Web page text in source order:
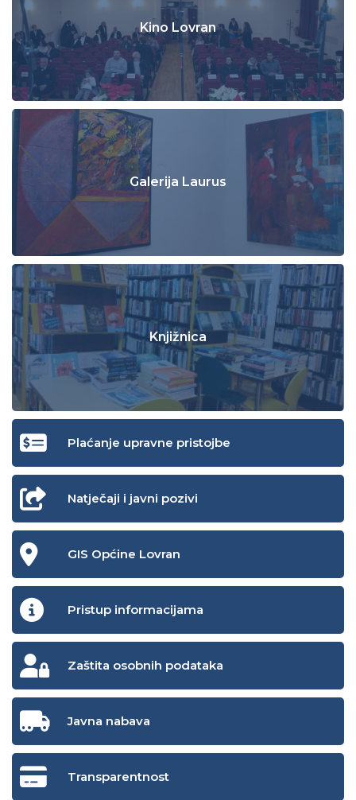
Kino Lovran
Galerija Laurus
Knjižnica
Plaćanje upravne pristojbe
Natječaji i javni pozivi
GIS Općine Lovran
Pristup informacijama
Zaštita osobnih podataka
Javna nabava
Transparentnost